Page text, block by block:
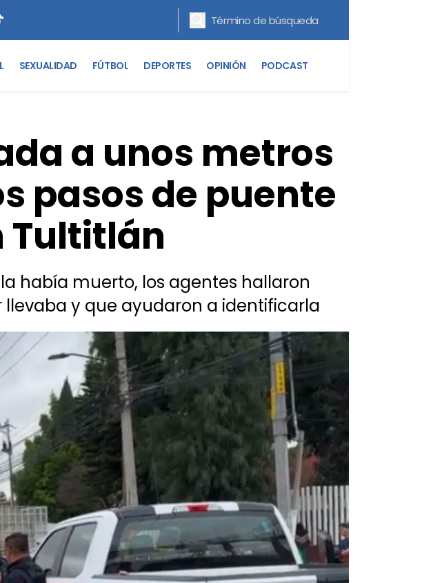
SEXUALIDAD FÚTBOL DEPORTES OPINIÓN PODCAST
a unos metros
pasos de puente
Tultitlán
había muerto, los agentes hallaron
y que ayudaron a identificarla